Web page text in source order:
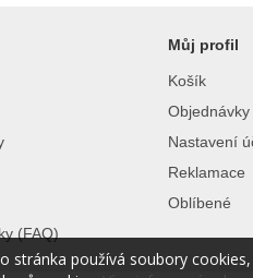
(FAQ)
Můj profil
Košík
Objednávky
Nastavení
Reklamace
Oblíbené
stránka používá soubory